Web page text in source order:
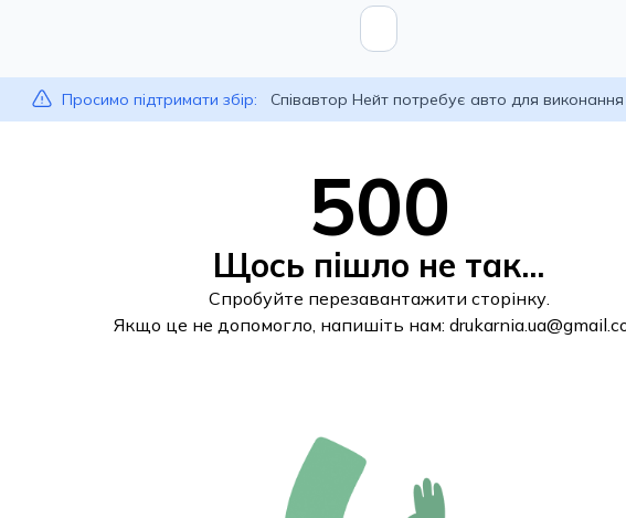
Просимо підтримати збір: Співавтор Нейт потребує авто для
500
Щось пішло не так...
Спробуйте перезавантажити сторінку.
Якщо це не допомогло, напишіть нам: